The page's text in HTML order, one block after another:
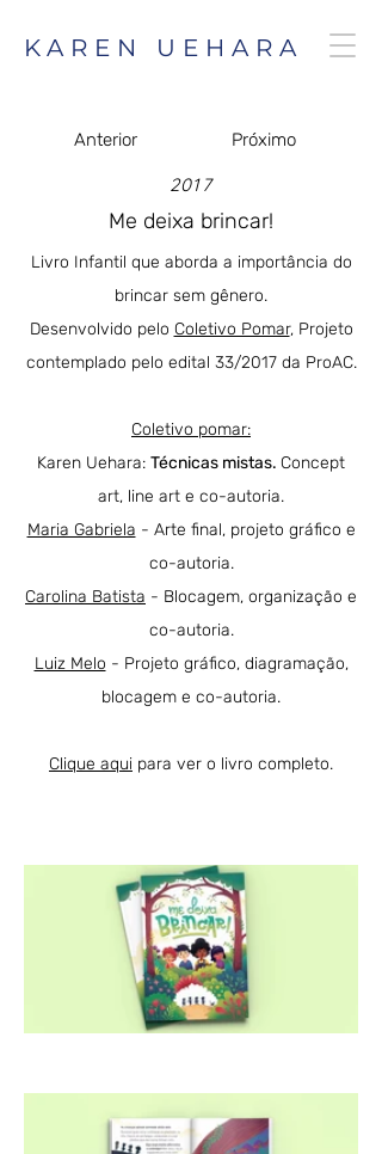
KAREN UEHARA
Anterior Próximo
2017
Me deixa brincar!
Livro Infantil que aborda a importância do
brincar sem gênero.
Desenvolvido pelo Coletivo Pomar, Projeto
contemplado pelo edital 33/2017 da ProAC.
Coletivo pomar:
Karen Uehara: Técnicas mistas. Concept
art, line art e co-autoria.
Maria Gabriela - Arte final, projeto gráfico e
co-autoria.
Carolina Batista - Blocagem, organização e
co-autoria.
Luiz Melo - Projeto gráfico, diagramação,
blocagem e co-autoria.
Clique aqui para ver o livro completo.